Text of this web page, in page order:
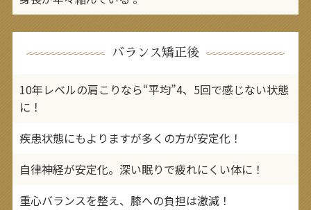
バランス矯正後
10年レベルの肩こりなら“平均”4、5回で感じない状態
に！
疾患状態にもよりますが多くの方が安定化！
自律神経が安定化。深い眠りで疲れにくい体に！
重心バランスを整え、膝への負担は激減！